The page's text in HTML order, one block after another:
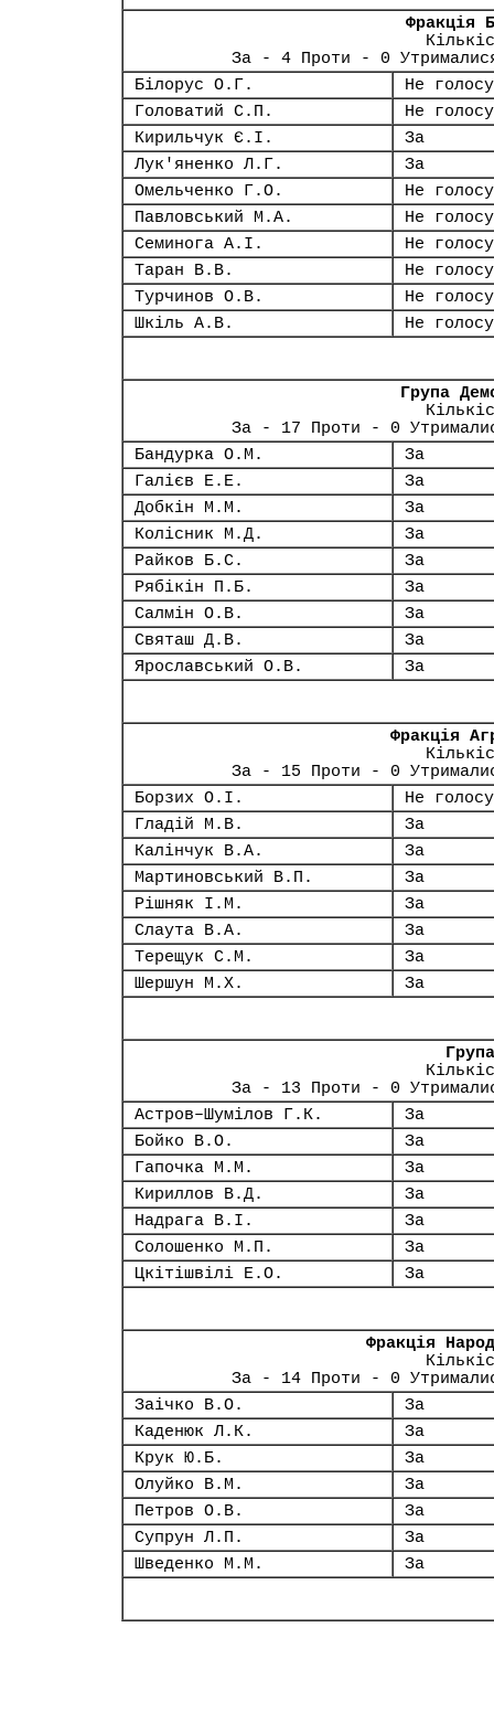
Фракція
За - 4 Проти - 0
Білорус О.Г.
Не
Головатий С.П.
Не
Кирильчук Є.І.
За
Лук'яненко Л.Г.
За
Омельченко Г.О.
Не
Павловський М.А.
Не
Семинога А.І.
Не
Таран В.В.
Не
Турчинов О.В.
Не
Шкіль А.В.
Не
Група
За - 17 Проти - 0
Бандурка О.М.
За
Галієв Е.Е.
За
Добкін М.М.
За
Колісник М.Д.
За
Райков Б.С.
За
Рябікін П.Б.
За
Салмін О.В.
За
Святаш Д.В.
За
Ярославський О.В.
За
Фракція
За - 15 Проти - 0
Борзих О.І.
Не
Гладій М.В.
За
Калінчук В.А.
За
Мартиновський В.П.
За
Рішняк І.М.
За
Слаута В.А.
За
Терещук С.М.
За
Шершун М.Х.
За
За - 13 Проти - 0
Астров–Шумілов Г.К.
За
Бойко В.О.
За
Гапочка М.М.
За
Кириллов В.Д.
За
Надрага В.І.
За
Солошенко М.П.
За
Цкітішвілі Е.О.
За
Фракція
За - 14 Проти - 0
Заічко В.О.
За
Каденюк Л.К.
За
Крук Ю.Б.
За
Олуйко В.М.
За
Петров О.В.
За
Супрун Л.П.
За
Шведенко М.М.
За